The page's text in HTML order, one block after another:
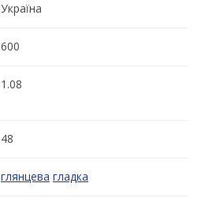
Україна
600
1.08
48
глянцева гладка